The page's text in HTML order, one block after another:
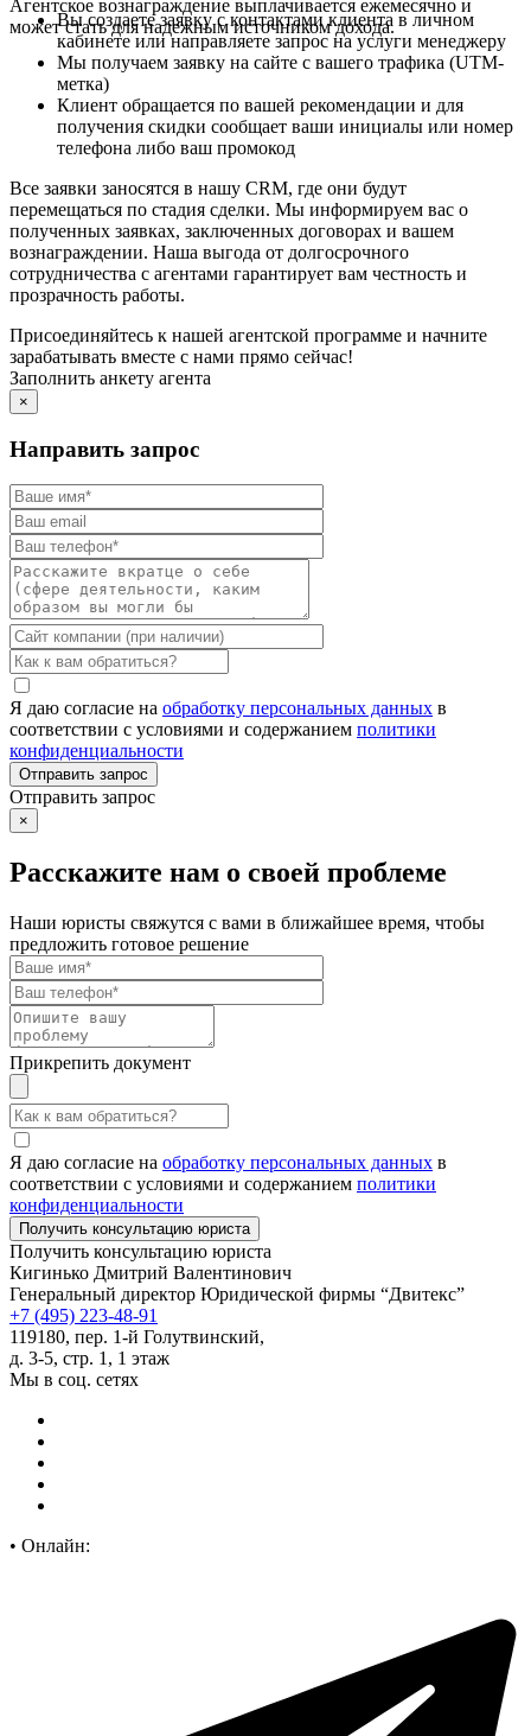
Агентское вознаграждение выплачивается ежемесячно и
может стать для надежным источником дохода.
Вы создаете заявку с контактами клиента в личном
кабинете или направляете запрос на услуги менеджеру
Мы получаем заявку на сайте с вашего трафика (UTM-
метка)
Клиент обращается по вашей рекомендации и для
получения скидки сообщает ваши инициалы или номер
телефона либо ваш промокод
Все заявки заносятся в нашу CRM, где они будут
перемещаться по стадия сделки. Мы информируем вас о
полученных заявках, заключенных договорах и вашем
вознаграждении. Наша выгода от долгосрочного
сотрудничества с агентами гарантирует вам честность и
прозрачность работы.
Присоединяйтесь к нашей агентской программе и начните
зарабатывать вместе с нами прямо сейчас!
Заполнить анкету агента
×
Направить запрос
Я даю согласие на обработку персональных данных в
соответствии с условиями и содержанием политики
конфиденциальности
Отправить запрос
×
Расскажите нам о своей проблеме
Наши юристы свяжутся с вами в ближайшее время, чтобы
предложить готовое решение
Прикрепить документ
Я даю согласие на обработку персональных данных в
соответствии с условиями и содержанием политики
конфиденциальности
Получить консультацию юриста
Кигинько Дмитрий Валентинович
Генеральный директор Юридической фирмы “Двитекс”
+7 (495) 223-48-91
119180, пер. 1-й Голутвинский,
д. 3-5, стр. 1, 1 этаж
Мы в соц. сетях
• Онлайн: